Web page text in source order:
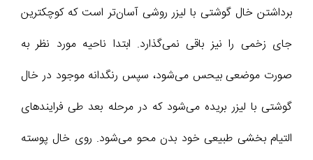
برداشتن خال گوشتی با لیزر روشی آسان‌تر است که کوچکترین
جای زخمی را نیز باقی نمی‌گذارد. ابتدا ناحیه مورد نظر به
صورت موضعی بیحس می‌شود، سپس رنگدانه موجود در خال
گوشتی با لیزر بریده می‌شود که در مرحله بعد طی فرایندهای
التیام ‌بخشی طبیعی خود بدن محو می‌شود. روی خال پوسته